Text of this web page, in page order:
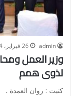
admin 26 فبراير، 2024
وزير العمل
لذوى همم
كتبت : روان العمدة .